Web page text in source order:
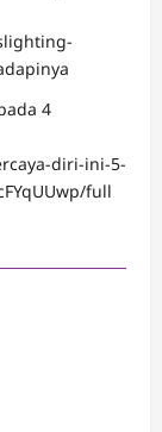
4
diri-ini-5-
full